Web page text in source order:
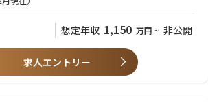
る役割
経営管理を実現するためのプログラム収支管理シス
として参画
理、グローバル件名の収支分析のオペレーション
務システムを踏まえたソリューション構成を具体化
得た知見を、再利用可能な参照構成・設計標準とし
力（読み書き・会議対応）
るいは両方における深い経験（特にB領域歓迎）
基盤領域: ERP、SCM、経営管理、BI、MDM、デー
想定年収 1,150 万円 ~ 非公開
求人エントリー